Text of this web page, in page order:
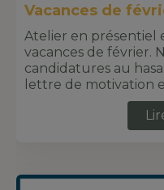
Vacances de
Atelier en présentiel
vacances de février.
candidatures au
lettre de motivation